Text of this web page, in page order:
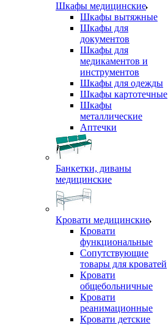
Шкафы медицинские
Шкафы вытяжные
Шкафы для
документов
Шкафы для
медикаментов и
инструментов
Шкафы для одежды
Шкафы картотечные
Шкафы
металлические
Аптечки
Банкетки, диваны
медицинские
Кровати медицинские
Кровати
функциональные
Сопутствующие
товары для кроватей
Кровати
общебольничные
Кровати
реанимационные
Кровати детские